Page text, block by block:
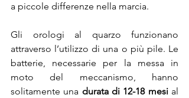
a piccole differenze nella marcia.
Gli orologi al quarzo funzionano
attraverso l’utilizzo di una o più pile. Le
batterie, necessarie per la messa in
moto del meccanismo, hanno
solitamente una durata di 12-18 mesi al